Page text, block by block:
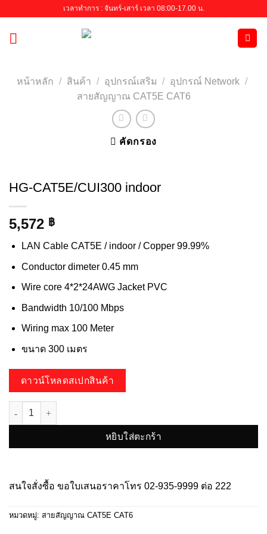
content
เวลาทำการ : จันทร์-เสาร์ เวลา 08:00-17.00 น.
หน้าหลัก / สินค้า / อุปกรณ์เสริม / อุปกรณ์ Network /
สายสัญญาณ CAT5E CAT6
คัดกรอง
HG-CAT5E/CUI300 indoor
5,572 ฿
LAN Cable CAT5E / indoor / Copper 99.99%
Conductor dimeter 0.45 mm
Wire core 4*2*24AWG Jacket PVC
Bandwidth 10/100 Mbps
Wiring max 100 Meter
ขนาด 300 เมตร
ดาวน์โหลดสเปกสินค้า
จำนวน HG-CAT5E/CUI300 indoor ชิ้น
หยิบใส่ตะกร้า
สนใจสั่งซื้อ ขอใบเสนอราคาโทร 02-935-9999 ต่อ 222
หมวดหมู่: สายสัญญาณ CAT5E CAT6